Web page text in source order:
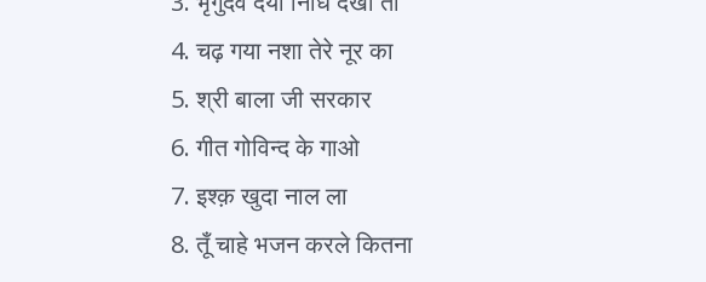
चढ़ गया नशा तेरे नूर का
श्री बाला जी सरकार
गीत गोविन्द के गाओ
इश्क़ खुदा नाल ला
तूँ चाहे भजन करले कितना